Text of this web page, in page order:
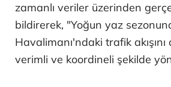
zamanlı veriler üzerinden
bildirerek, "Yoğun yaz
Havalimanı'ndaki trafik
verimli ve koordineli şekilde